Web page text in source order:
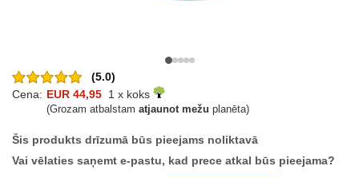
(5.0)
Cena: EUR 44,95 1 x koks
(Grozam atbalstam atjaunot mežu planēta)
Šis produkts drīzumā būs pieejams noliktavā
Vai vēlaties saņemt e-pastu, kad prece atkal būs pieejama?